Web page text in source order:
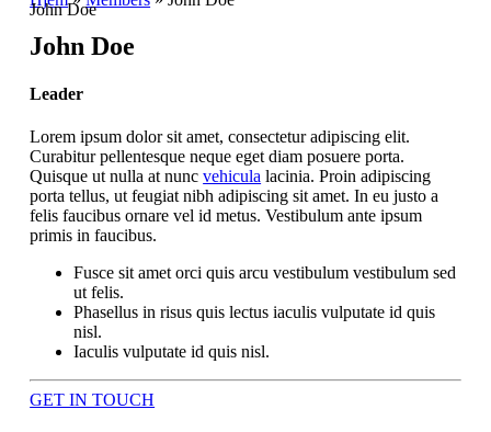
John Doe
John Doe
Leader
Lorem ipsum dolor sit amet, consectetur adipiscing elit.
Curabitur pellentesque neque eget diam posuere porta.
Quisque ut nulla at nuncvehicula lacinia. Proin adipiscing
porta tellus, ut feugiat nibh adipiscing sit amet. In eu justo a
felis faucibus ornare vel id metus. Vestibulum ante ipsum
primis in faucibus.
Fusce sit amet orci quis arcu vestibulum vestibulum sed
ut felis.
Phasellus in risus quis lectus iaculis vulputate id quis
nisl.
Iaculis vulputate id quis nisl.
GET IN TOUCH